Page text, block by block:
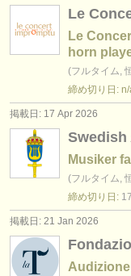
Le
Le
horn
(フルタイム,
締め切り日:
掲載日: 17 Apr 2026
Swedish
Musiker
(フルタイム,
締め切り日:
掲載日: 21 Jan 2026